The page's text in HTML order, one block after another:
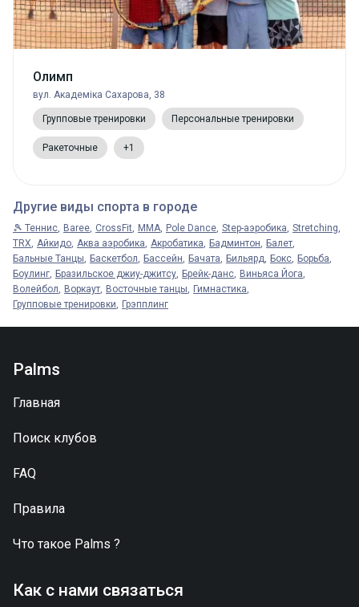
Олимп
вул. Академіка Сахарова, 38
Групповые тренировки Персональные тренировки
Ракеточные +1
Другие виды спорта в городе
🎾 Теннис Baree CrossFit MMA Pole Dance Step-аэробика Stretching
TRX Айкидо Аква аэробика Акробатика Бадминтон
Балет
Бальные Танцы
Баскетбол Бассейн Бачата Бильярд Бокс
Борьба
Боулинг
Бразильское джиу-джитсу Брейк-данс
Виньяса Йога
Волейбол
Воркаут Восточные танцы
Гимнастика
Групповые тренировки
Грэпплинг
Palms
Главная
Поиск клубов
FAQ
Правила
Что такое Palms ?
Как с нами связаться